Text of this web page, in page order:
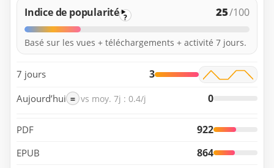
Indice de popularité ? 25/100
Basé sur les vues + téléchargements + activité 7 jours.
7 jours 3
Aujourd’hui = vs moy. 7j : 0.4/j 0
PDF 922
EPUB 864